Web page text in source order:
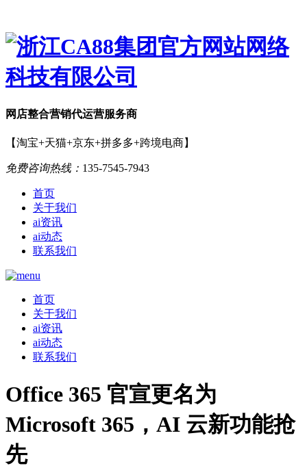
网店整合营销代运营服务商
【淘宝+天猫+京东+拼多多+跨境电商】
免费咨询热线： 135-7545-7943
首页
关于我们
ai资讯
ai动态
联系我们
首页
关于我们
ai资讯
ai动态
联系我们
Office 365 官宣更名为
Microsoft 365，AI 云新功能抢
先